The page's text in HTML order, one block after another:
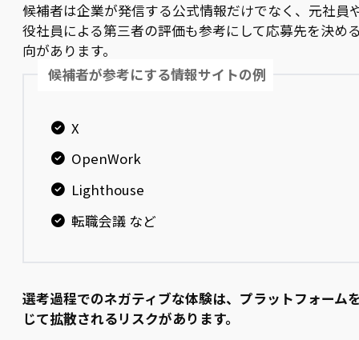
候補者は企業が発信する公式情報だけでなく、元社員
役社員による第三者の評価も参考にして応募先を決め
向があります。
候補者が参考にする情報サイトの例
X
OpenWork
Lighthouse
転職会議 など
選考過程でのネガティブな体験は、プラットフォーム
じて拡散されるリスクがあります。